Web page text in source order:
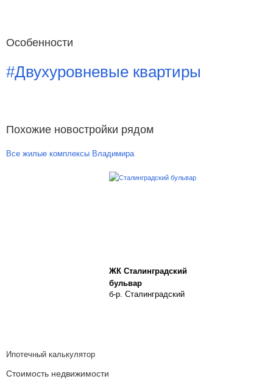
Особенности
#Двухуровневые квартиры
Похожие новостройки рядом
Все жилые комплексы Владимира
ЖК Сталинградский
бульвар
б-р. Сталинградский
Ипотечный калькулятор
Стоимость недвижимости